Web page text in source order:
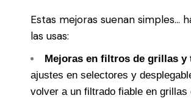
Estas mejoras suenan simples…
las usas:
Mejoras en filtros de grillas y
ajustes en selectores y
volver a un filtrado fiable en grillas